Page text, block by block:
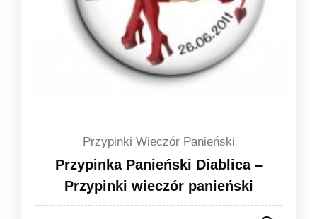
Przypinki Wieczór Panieński
Przypinka Panieński Diablica –
Przypinki wieczór panieński